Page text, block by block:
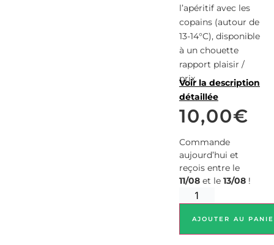
l’apéritif avec les
copains (autour de
13-14°C), disponible
à un chouette
rapport plaisir /
prix.
Voir la description
détaillée
10,00€
Commande
aujourd’hui et
reçois entre le
11/08et le 13/08!
AJOUTER AU